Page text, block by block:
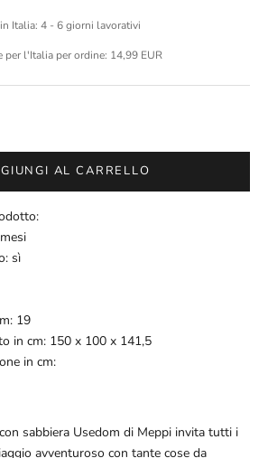
Italia: 4 - 6 giorni lavorativi
per l'Italia per ordine: 14,99 EUR
quantità
AL CARRELLO
sì
19
in cm: 150 x 100 x 141,5
in cm:
sabbiera Usedom di Meppi invita tutti i
avventuroso con tante cose da